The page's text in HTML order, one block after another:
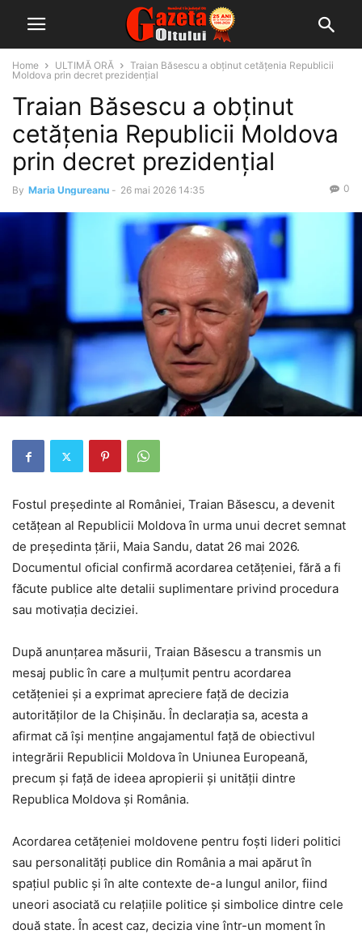
Home ULTIMĂ ORĂ
Traian Băsescu a obținut cetățenia Republicii
Moldova prin decret prezidențial
Traian Băsescu a obținut
cetățenia Republicii Moldova
prin decret prezidențial
By Maria Ungureanu - 26 mai 2026 14:35 0
Fostul președinte al României, Traian Băsescu, a devenit
cetățean al Republicii Moldova în urma unui decret semnat
de președinta țării, Maia Sandu, datat 26 mai 2026.
Documentul oficial confirmă acordarea cetățeniei, fără a fi
făcute publice alte detalii suplimentare privind procedura
sau motivația deciziei.
După anunțarea măsurii, Traian Băsescu a transmis un
mesaj public în care a mulțumit pentru acordarea
cetățeniei și a exprimat apreciere față de decizia
autorităților de la Chișinău. În declarația sa, acesta a
afirmat că își menține angajamentul față de obiectivul
integrării Republicii Moldova în Uniunea Europeană,
precum și față de ideea apropierii și unității dintre
Republica Moldova și România.
Acordarea cetățeniei moldovene pentru foști lideri politici
sau personalități publice din România a mai apărut în
spațiul public și în alte contexte de-a lungul anilor, fiind
uneori asociată cu relațiile politice și simbolice dintre cele
două state. În acest caz, decizia vine într-un moment în